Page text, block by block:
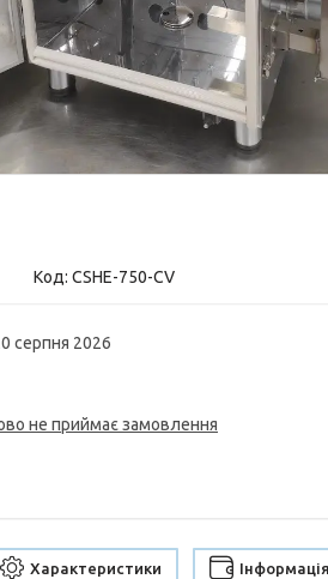
Код: CSHE-750-CV
серпня 2026
не приймає замовлення
Характеристики